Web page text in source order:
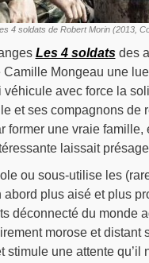
4 soldats de Robert Morin (2013,
Les 4 soldatsdes
Mongeau une
véhicule avec force la
et ses compagnons de
former une vraie famille,
laissait
ou sous-utilise les
abord plus aisé et plus
déconnecté du monde
morose et distant
stimule une attente